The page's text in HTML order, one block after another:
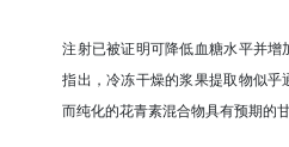
注射已被证明可降低血糖水平并
指出，冷冻干燥的浆果提取物似乎
而纯化的花青素混合物具有预期的